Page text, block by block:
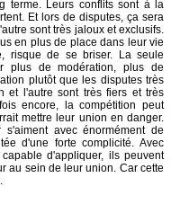
terme. Leurs conflits sont à la
Et lors de disputes, ça sera
sont très jaloux et exclusifs.
en plus de place dans leur vie
risque de se briser. La seule
plus de modération, plus de
plutôt que les disputes très
et l'autre sont très fiers et très
encore, la compétition peut
mettre leur union en danger.
avec énormément de
d'une forte complicité. Avec
d'appliquer, ils peuvent
au sein de leur union. Car cette